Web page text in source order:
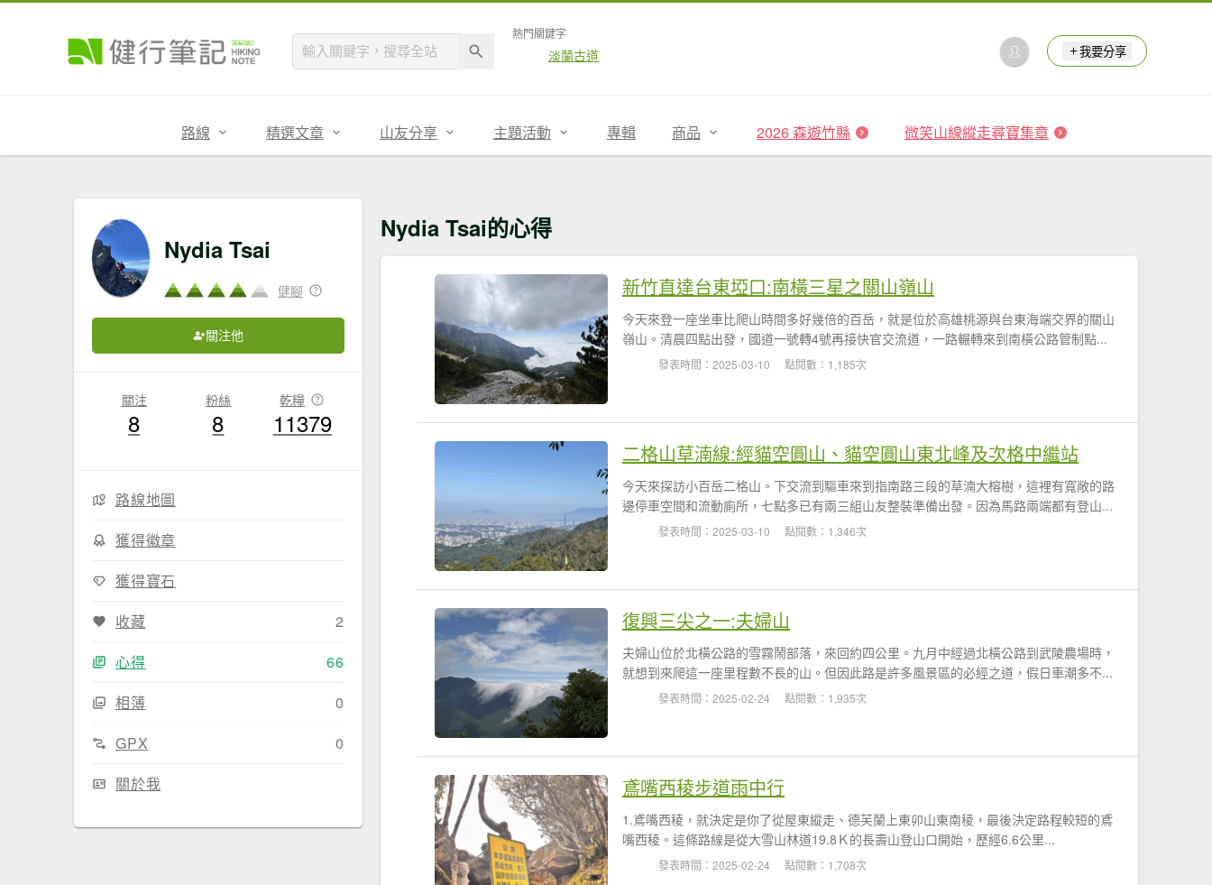
熱門關鍵字
淡蘭古道 我要分享
路線 精選文章 山友分享 主題活動 專輯 商品 2026 森遊竹縣 微笑山線縱走尋寶集章
Nydia Tsai
健腳
關注他
關注
8
粉絲
8
乾糧
11379
路線地圖
獲得徽章
獲得寶石
收藏
2
心得
66
相簿
0
GPX
0
關於我
Nydia Tsai的心得
新竹直達台東埡口:南橫三星之關山嶺山
今天來登一座坐車比爬山時間多好幾倍的百岳，就是位於高雄桃源與台東海端交界的關山
嶺山。清晨四點出發，國道一號轉4號再接快官交流道，一路輾轉來到南橫公路管制點...
發表時間：2025-03-10 點閱數：1,185次
二格山草湳線:經貓空圓山、貓空圓山東北峰及次格中繼站
今天來探訪小百岳二格山。下交流到驅車來到指南路三段的草湳大榕樹，這裡有寬敞的路
邊停車空間和流動廁所，七點多已有兩三組山友整裝準備出發。因為馬路兩端都有登山...
發表時間：2025-03-10 點閱數：1,346次
復興三尖之一:夫婦山
夫婦山位於北橫公路的雪霧鬧部落，來回約四公里。九月中經過北橫公路到武陵農場時，
就想到來爬這一座里程數不長的山。但因此路是許多風景區的必經之道，假日車潮多不...
發表時間：2025-02-24 點閱數：1,935次
鳶嘴西稜步道雨中行
1.鳶嘴西稜，就決定是你了從屋東縱走、德芙蘭上東卯山東南稜，最後決定路程較短的鳶
嘴西稜。這條路線是從大雪山林道19.8Ｋ的長壽山登山口開始，歷經6.6公里...
發表時間：2025-02-24 點閱數：1,708次